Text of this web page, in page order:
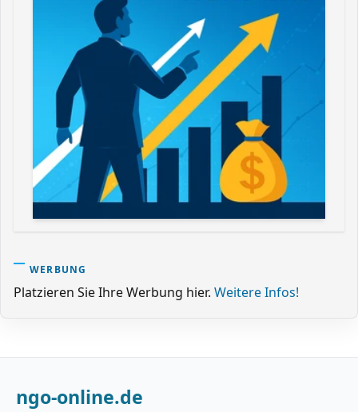
WERBUNG
Platzieren Sie Ihre Werbung hier. Weitere Infos!
ngo-online.de